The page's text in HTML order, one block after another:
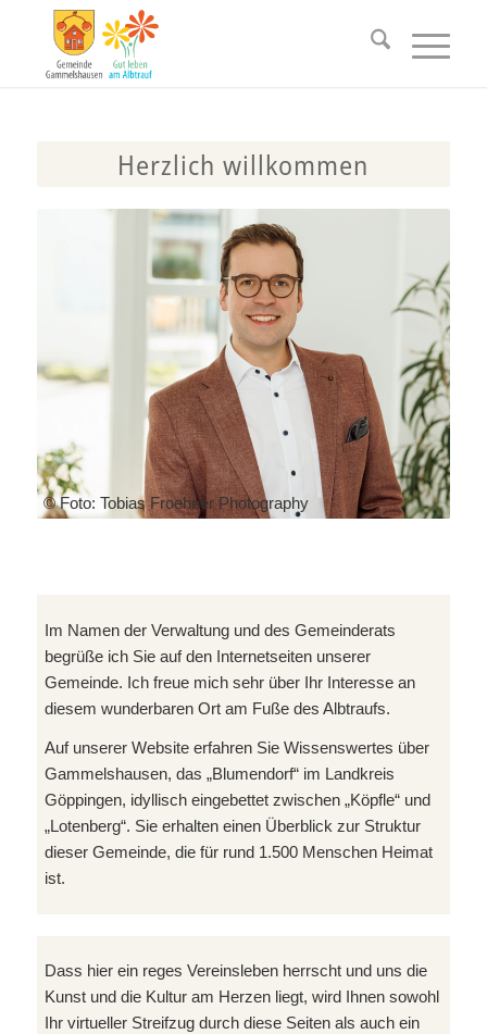
Herzlich willkommen
© Foto: Tobias Froehner Photography
Im Namen der Verwaltung und des Gemeinderats
begrüße ich Sie auf den Internetseiten unserer
Gemeinde. Ich freue mich sehr über Ihr Interesse an
diesem wunderbaren Ort am Fuße des Albtraufs.
Auf unserer Website erfahren Sie Wissenswertes über
Gammelshausen, das „Blumendorf“ im Landkreis
Göppingen, idyllisch eingebettet zwischen „Köpfle“ und
„Lotenberg“. Sie erhalten einen Überblick zur Struktur
dieser Gemeinde, die für rund 1.500 Menschen Heimat
ist.
Dass hier ein reges Vereinsleben herrscht und uns die
Kunst und die Kultur am Herzen liegt, wird Ihnen sowohl
Ihr virtueller Streifzug durch diese Seiten als auch ein